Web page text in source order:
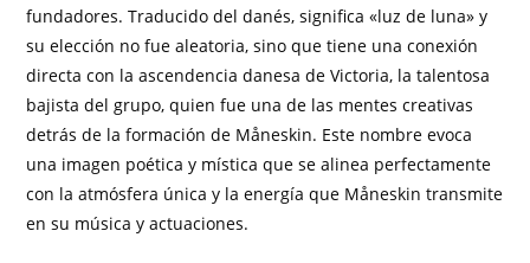
fundadores. Traducido del danés, significa «luz de luna» y
su elección no fue aleatoria, sino que tiene una conexión
directa con la ascendencia danesa de Victoria, la talentosa
bajista del grupo, quien fue una de las mentes creativas
detrás de la formación de Måneskin. Este nombre evoca
una imagen poética y mística que se alinea perfectamente
con la atmósfera única y la energía que Måneskin transmite
en su música y actuaciones.